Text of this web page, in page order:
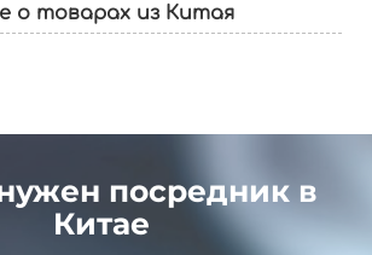
о товарах из Китая
посредник в
Китае